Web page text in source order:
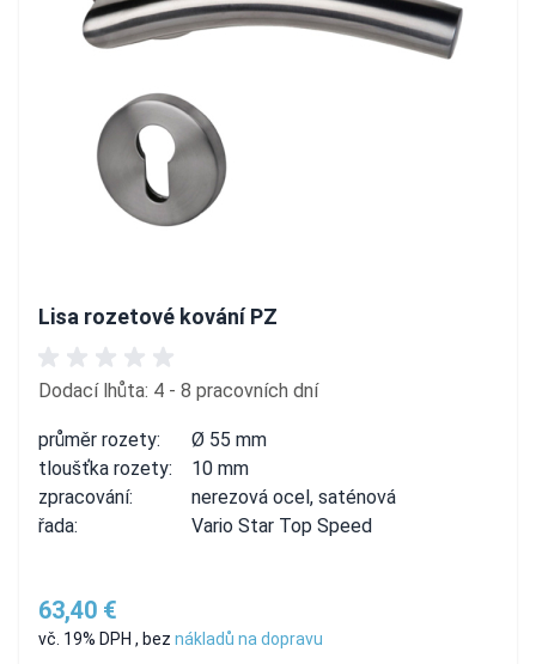
Lisa rozetové kování PZ
Dodací lhůta: 4 - 8 pracovních dní
průměr rozety:
Ø 55 mm
tloušťka rozety:
10 mm
zpracování:
nerezová ocel, saténová
řada:
Vario Star Top Speed
63,40 €
vč. 19% DPH , bez nákladů na dopravu